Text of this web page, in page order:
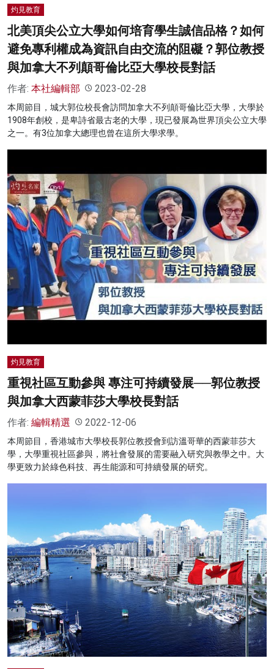
灼見教育
北美頂尖公立大學如何培育學生誠信品格？如何
避免專利權成為資訊自由交流的阻礙？郭位教授
與加拿大不列顛哥倫比亞大學校長對話
作者: 本社編輯部 2023-02-28
本周節目，城大郭位校長會訪問加拿大不列顛哥倫比亞大學，大學於
1908年創校，是卑詩省最古老的大學，現已發展為世界頂尖公立大學
之一。有3位加拿大總理也曾在這所大學求學。
灼見教育
重視社區互動參與 專注可持續發展──郭位教授
與加拿大西蒙菲莎大學校長對話
作者: 編輯精選 2022-12-06
本周節目，香港城市大學校長郭位教授會到訪溫哥華的西蒙菲莎大
學，大學重視社區參與，將社會發展的需要融入研究與教學之中。大
學更致力於綠色科技、再生能源和可持續發展的研究。